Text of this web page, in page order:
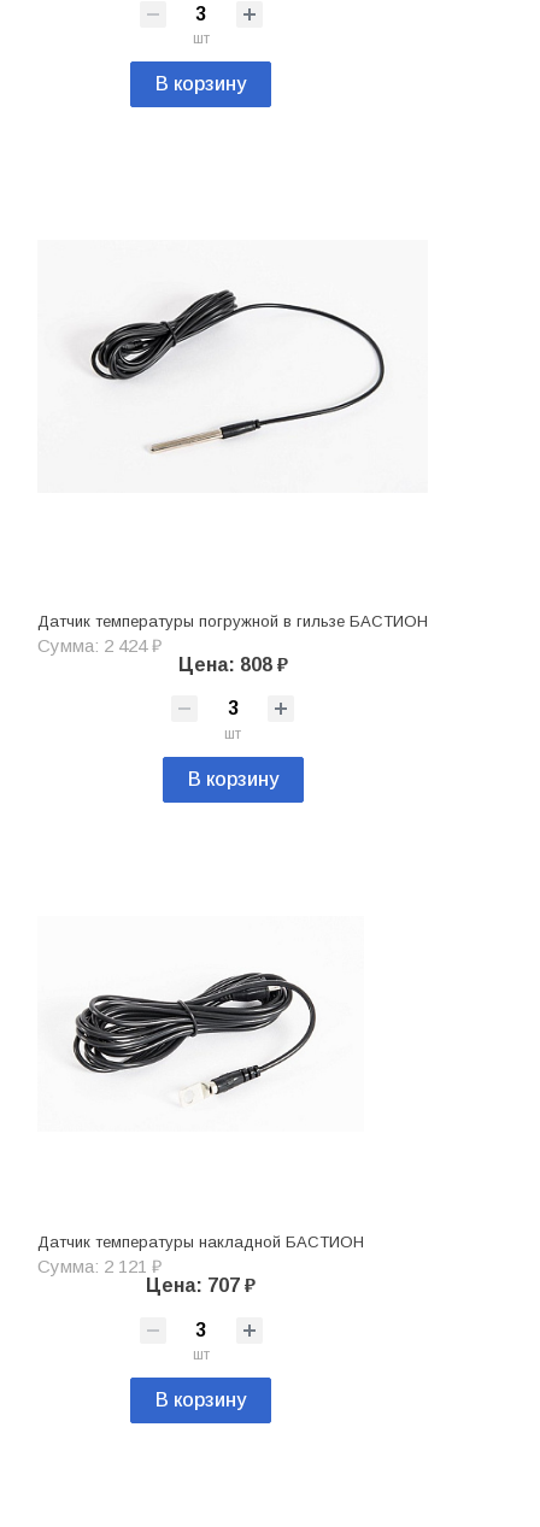
шт
В корзину
Датчик температуры погружной в гильзе БАСТИОН
Сумма: 2 424 ₽
Цена: 808 ₽
шт
В корзину
Датчик температуры накладной БАСТИОН
Сумма: 2 121 ₽
Цена: 707 ₽
шт
В корзину